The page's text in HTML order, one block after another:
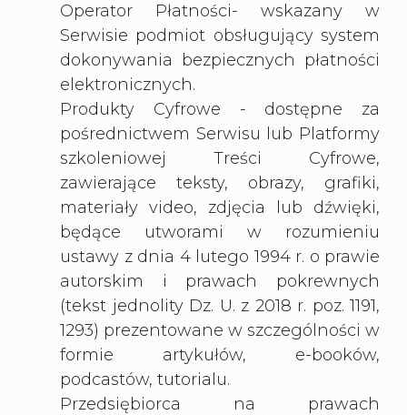
Operator Płatności- wskazany w
Serwisie podmiot obsługujący system
dokonywania bezpiecznych płatności
elektronicznych.
Produkty Cyfrowe - dostępne za
pośrednictwem Serwisu lub Platformy
szkoleniowej Treści Cyfrowe,
zawierające teksty, obrazy, grafiki,
materiały video, zdjęcia lub dźwięki,
będące utworami w rozumieniu
ustawy z dnia 4 lutego 1994 r. o prawie
autorskim i prawach pokrewnych
(tekst jednolity Dz. U. z 2018 r. poz. 1191,
1293) prezentowane w szczególności w
formie artykułów, e-booków,
podcastów, tutorialu.
Przedsiębiorca na prawach